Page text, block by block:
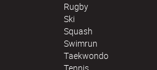
Rugby
Ski
Squash
Swimrun
Taekwondo